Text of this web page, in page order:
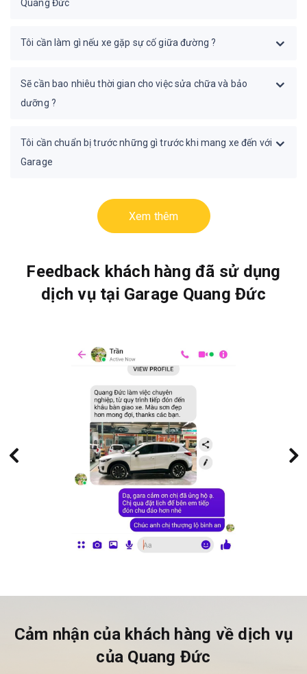
Quang Đức
Tôi cần làm gì nếu xe gặp sự cố giữa đường ?
Sẽ cần bao nhiêu thời gian cho việc sửa chữa và bảo
dưỡng ?
Tôi cần chuẩn bị trước những gì trước khi mang xe đến với
Garage
Xem thêm
Feedback khách hàng đã sử dụng
dịch vụ tại Garage Quang Đức
Cảm nhận của khách hàng về dịch vụ
của Quang Đức